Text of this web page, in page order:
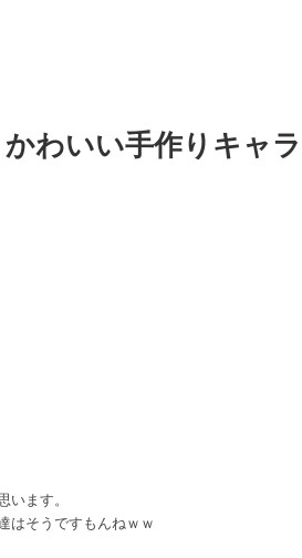
わいい手作りキャラ
ます。
はそうですもんねｗｗ